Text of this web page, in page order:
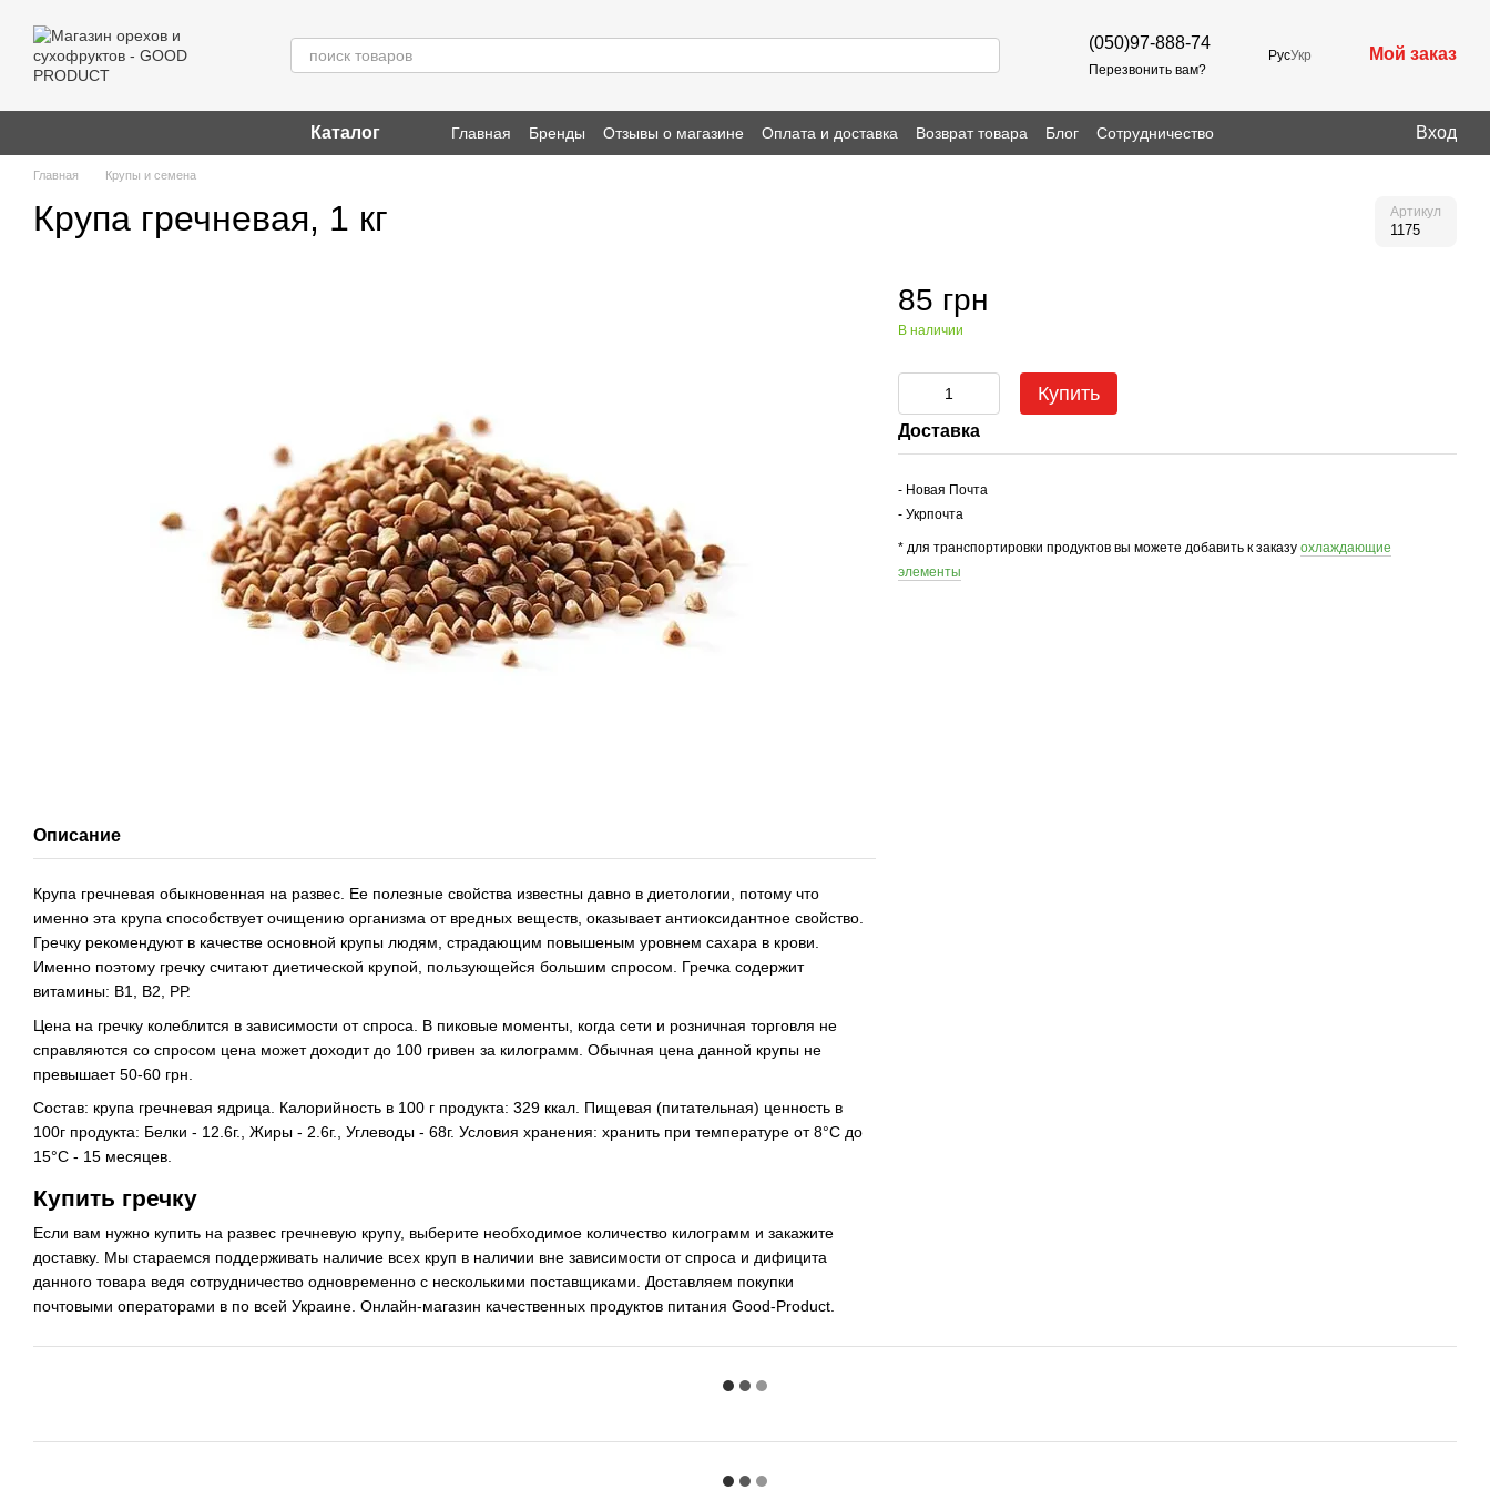
(050)97-888-74
Перезвонить вам?
РусУкр Мой заказ
Каталог Главная Бренды Отзывы о магазине Оплата и доставка Возврат товара Блог Сотрудничество Вход
Главная Крупы и семена
Крупа гречневая, 1 кг Артикул
1175
Описание
Крупа гречневая обыкновенная на развес. Ее полезные свойства известны давно в диетологии, потому что
именно эта крупа способствует очищению организма от вредных веществ, оказывает антиоксидантное свойство.
Гречку рекомендуют в качестве основной крупы людям, страдающим повышеным уровнем сахара в крови.
Именно поэтому гречку считают диетической крупой, пользующейся большим спросом. Гречка содержит
витамины: В1, В2, РР.
Цена на гречку колеблится в зависимости от спроса. В пиковые моменты, когда сети и розничная торговля не
справляются со спросом цена может доходит до 100 гривен за килограмм. Обычная цена данной крупы не
превышает 50-60 грн.
Состав: крупа гречневая ядрица. Калорийность в 100 г продукта: 329 ккал. Пищевая (питательная) ценность в
100г продукта: Белки - 12.6г., Жиры - 2.6г., Углеводы - 68г. Условия хранения: хранить при температуре от 8°C до
15°C - 15 месяцев.
Купить гречку
Если вам нужно купить на развес гречневую крупу, выберите необходимое количество килограмм и закажите
доставку. Мы стараемся поддерживать наличие всех круп в наличии вне зависимости от спроса и дифицита
данного товара ведя сотрудничество одновременно с несколькими поставщиками. Доставляем покупки
почтовыми операторами в по всей Украине. Онлайн-магазин качественных продуктов питания Good-Product.
85 грн
В наличии
Купить
Доставка
- Новая Почта
- Укрпочта
* для транспортировки продуктов вы можете добавить к заказуохлаждающие
элементы